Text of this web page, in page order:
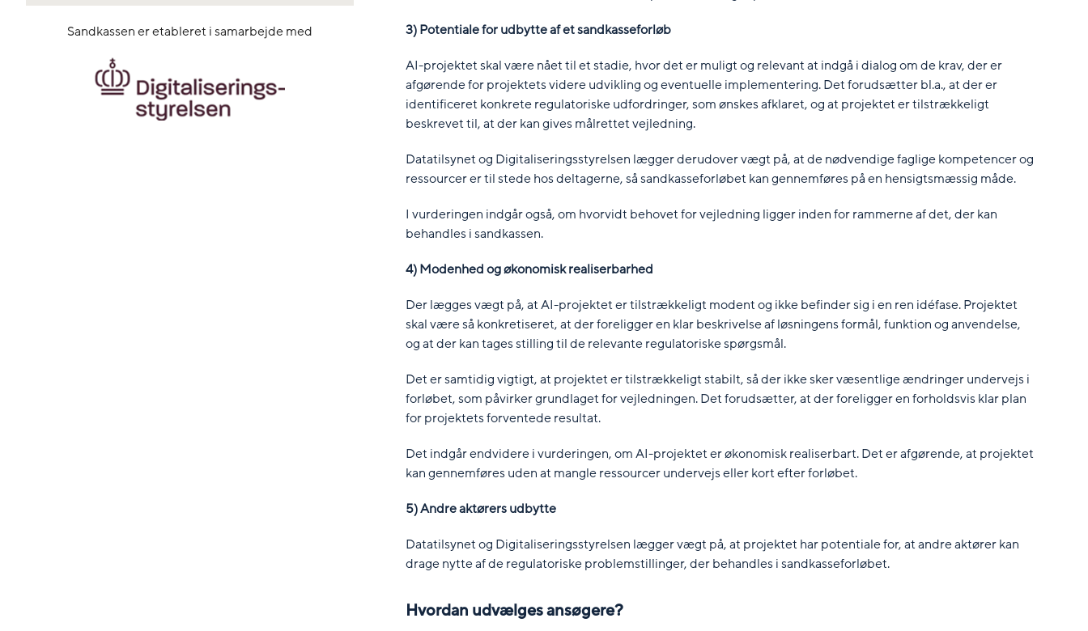
Sandkassen er etableret i samarbejde med
3) Potentiale for udbytte af et sandkasseforløb
AI-projektet skal være nået til et stadie, hvor det er muligt og relevant at indgå i dialog om de krav, der er
afgørende for projektets videre udvikling og eventuelle implementering. Det forudsætter bl.a., at der er
identificeret konkrete regulatoriske udfordringer, som ønskes afklaret, og at projektet er tilstrækkeligt
beskrevet til, at der kan gives målrettet vejledning.
Datatilsynet og Digitaliseringsstyrelsen lægger derudover vægt på, at de nødvendige faglige kompetencer og
ressourcer er til stede hos deltagerne, så sandkasseforløbet kan gennemføres på en hensigtsmæssig måde.
I vurderingen indgår også, om hvorvidt behovet for vejledning ligger inden for rammerne af det, der kan
behandles i sandkassen.
4) Modenhed og økonomisk realiserbarhed
Der lægges vægt på, at AI-projektet er tilstrækkeligt modent og ikke befinder sig i en ren idéfase. Projektet
skal være så konkretiseret, at der foreligger en klar beskrivelse af løsningens formål, funktion og anvendelse,
og at der kan tages stilling til de relevante regulatoriske spørgsmål.
Det er samtidig vigtigt, at projektet er tilstrækkeligt stabilt, så der ikke sker væsentlige ændringer undervejs i
forløbet, som påvirker grundlaget for vejledningen. Det forudsætter, at der foreligger en forholdsvis klar plan
for projektets forventede resultat.
Det indgår endvidere i vurderingen, om AI-projektet er økonomisk realiserbart. Det er afgørende, at projektet
kan gennemføres uden at mangle ressourcer undervejs eller kort efter forløbet.
5) Andre aktørers udbytte
Datatilsynet og Digitaliseringsstyrelsen lægger vægt på, at projektet har potentiale for, at andre aktører kan
drage nytte af de regulatoriske problemstillinger, der behandles i sandkasseforløbet.
Hvordan udvælges ansøgere?